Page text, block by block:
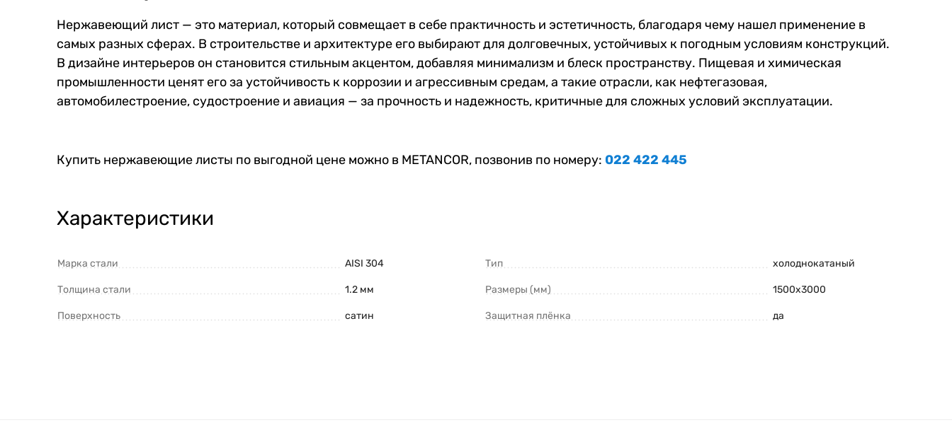
Нержавеющий лист — это материал, который совмещает в себе практичность и эстетичность, благодаря чему нашел применение в
самых разных сферах. В строительстве и архитектуре его выбирают для долговечных, устойчивых к погодным условиям конструкций.
В дизайне интерьеров он становится стильным акцентом, добавляя минимализм и блеск пространству. Пищевая и химическая
промышленности ценят его за устойчивость к коррозии и агрессивным средам, а такие отрасли, как нефтегазовая,
автомобилестроение, судостроение и авиация — за прочность и надежность, критичные для сложных условий эксплуатации.
Купить нержавеющие листы по выгодной цене можно в METANCOR, позвонив по номеру: 022 422 445
Характеристики
Марка стали AISI 304
Толщина стали 1.2 мм
Поверхность сатин
Тип холоднокатаный
Размеры (мм) 1500x3000
Защитная плёнка да